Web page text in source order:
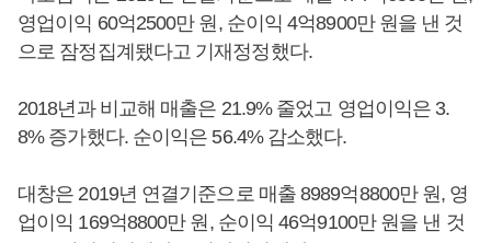
영업이익 60억2500만 원, 순이익 4억8900만 원을 낸 것
으로 잠정집계됐다고 기재정정했다.
2018년과 비교해 매출은 21.9% 줄었고 영업이익은 3.
8% 증가했다. 순이익은 56.4% 감소했다.
대창은 2019년 연결기준으로 매출 8989억8800만 원, 영
업이익 169억8800만 원, 순이익 46억9100만 원을 낸 것